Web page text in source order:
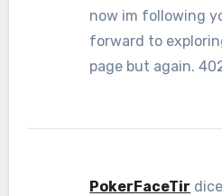
now im following
forward to
page but again.
PokerFaceTir